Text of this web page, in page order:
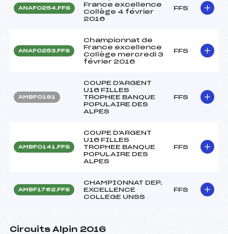
ANAF0254.FFS
France excellence
Collège 4 février
2016
FFS
ANAF0253.FFS
Championnat de
France excellence
Collège mercredi 3
février 2016
FFS
AMBF0191
COUPE D'ARGENT
U16 FILLES
TROPHEE BANQUE
POPULAIRE DES
ALPES
FFS
AMBF0141.FFS
COUPE D'ARGENT
U16 FILLES
TROPHEE BANQUE
POPULAIRE DES
ALPES
FFS
AMBF1762.FFS
CHAMPIONNAT DEP.
EXCELLENCE
COLLEGE UNSS
FFS
Circuits Alpin 2016